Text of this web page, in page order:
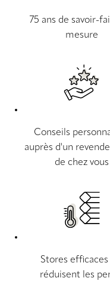
75 ans de savoir-
mesure
Conseils
auprès d'un
de chez vous
Stores efficaces
réduisent les